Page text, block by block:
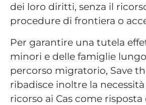
dei loro diritti, senza il
procedure di frontiera o
Per garantire una tutela
minori e delle famiglie
percorso migratorio, Save
ribadisce inoltre la
ricorso ai Cas come